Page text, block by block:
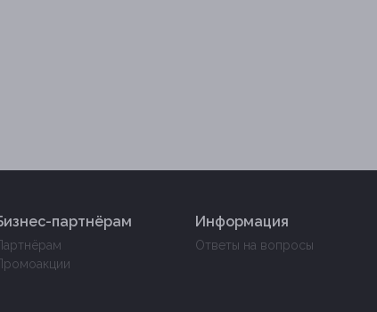
партнёрам Информация
Ответы на вопросы